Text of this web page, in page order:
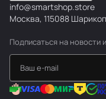
info@smartshop.store
Москва, 115088
Подписаться на новости